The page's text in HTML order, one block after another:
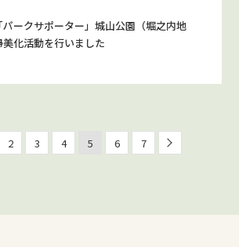
ークサポーター」城山公園（堀之内地
化活動を行いました
2 3 4 5 6 7